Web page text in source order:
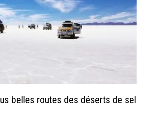
belles routes des déserts de sel